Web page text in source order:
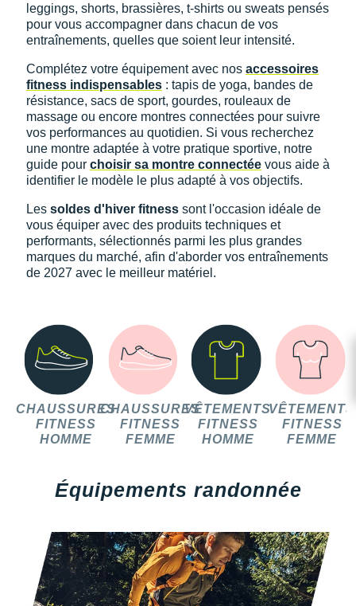
leggings, shorts, brassières, t-shirts ou sweats pensés
pour vous accompagner dans chacun de vos
entraînements, quelles que soient leur intensité.
Complétez votre équipement avec nos accessoires
fitness indispensables : tapis de yoga, bandes de
résistance, sacs de sport, gourdes, rouleaux de
massage ou encore montres connectées pour suivre
vos performances au quotidien. Si vous recherchez
une montre adaptée à votre pratique sportive, notre
guide pour choisir sa montre connectée vous aide à
identifier le modèle le plus adapté à vos objectifs.
Les soldes d'hiver fitness sont l'occasion idéale de
vous équiper avec des produits techniques et
performants, sélectionnés parmi les plus grandes
marques du marché, afin d'aborder vos entraînements
de 2027 avec le meilleur matériel.
CHAUSSURES
FITNESS
HOMME
CHAUSSURES
FITNESS
FEMME
VÊTEMENTS
FITNESS
HOMME
VÊTEMENTS
FITNESS
FEMME
Équipements randonnée